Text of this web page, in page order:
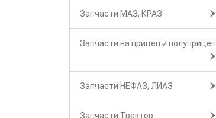
Запчасти МАЗ, КРАЗ
Запчасти на прицеп и полуприцеп
Запчасти НЕФАЗ, ЛИАЗ
Запчасти Трактор